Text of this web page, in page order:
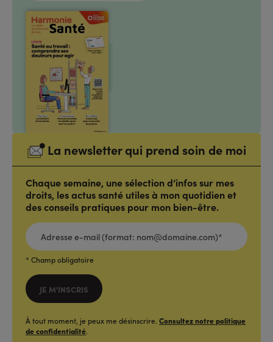
La newsletter qui prend soin de moi
Chaque semaine, une sélection d’infos sur mes
droits, les actus santé utiles à mon quotidien et
des conseils pratiques pour mon bien-être.
ADRESSE
E-
MAIL
(FORMAT:
NOM@DOMAINE.COM)*
* Champ obligatoire
JE M'INSCRIS
À tout moment, je peux me désinscrire. Consultez notre politique
de confidentialité.